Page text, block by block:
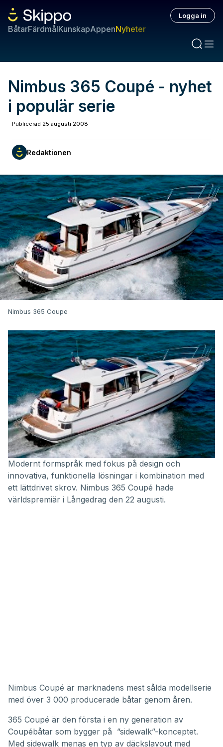
BåtarFärdmålKunskapAppenNyheter
Logga in
Nimbus 365 Coupé - nyhet
i populär serie
Publicerad 25 augusti 2008
Redaktionen
Nimbus 365 Coupe
Modernt formspråk med fokus på design och
innovativa, funktionella lösningar i kombination med
ett lättdrivet skrov. Nimbus 365 Coupé hade
världspremiär i Långedrag den 22 augusti.
Nimbus Coupé är marknadens mest sålda modellserie
med över 3 000 producerade båtar genom åren.
365 Coupé är den första i en ny generation av
Coupébåtar som bygger på ”sidewalk”-konceptet.
Med sidewalk menas en typ av däckslayout med